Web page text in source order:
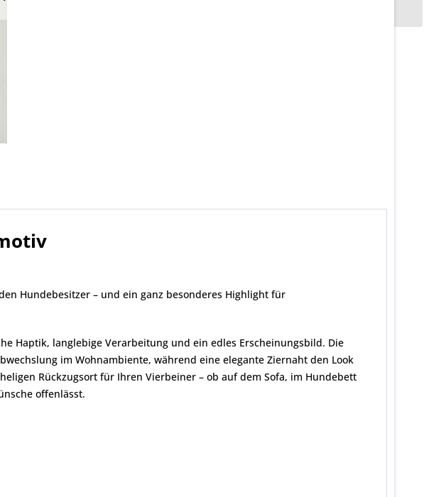
Hundebesitzer – und ein ganz besonderes Highlight für
Haptik, langlebige Verarbeitung und ein edles Erscheinungsbild. Die
im Wohnambiente, während eine elegante Ziernaht den Look
Rückzugsort für Ihren Vierbeiner – ob auf dem Sofa, im Hundebett
offenlässt.